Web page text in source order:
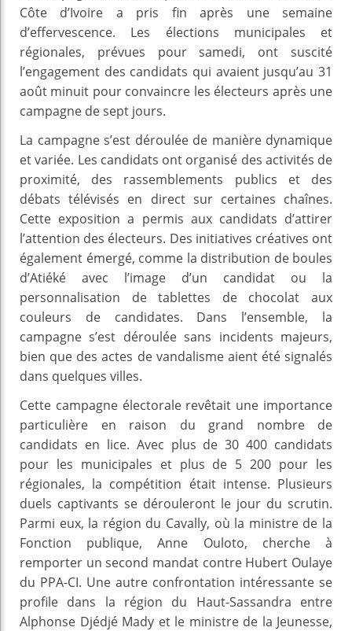
Côte d’Ivoire a pris fin après une semaine
d’effervescence. Les élections municipales et
régionales, prévues pour samedi, ont suscité
l’engagement des candidats qui avaient jusqu’au 31
août minuit pour convaincre les électeurs après une
campagne de sept jours.
La campagne s’est déroulée de manière dynamique
et variée. Les candidats ont organisé des activités de
proximité, des rassemblements publics et des
débats télévisés en direct sur certaines chaînes.
Cette exposition a permis aux candidats d’attirer
l’attention des électeurs. Des initiatives créatives ont
également émergé, comme la distribution de boules
d’Atiéké avec l’image d’un candidat ou la
personnalisation de tablettes de chocolat aux
couleurs de candidates. Dans l’ensemble, la
campagne s’est déroulée sans incidents majeurs,
bien que des actes de vandalisme aient été signalés
dans quelques villes.
Cette campagne électorale revêtait une importance
particulière en raison du grand nombre de
candidats en lice. Avec plus de 30 400 candidats
pour les municipales et plus de 5 200 pour les
régionales, la compétition était intense. Plusieurs
duels captivants se dérouleront le jour du scrutin.
Parmi eux, la région du Cavally, où la ministre de la
Fonction publique, Anne Ouloto, cherche à
remporter un second mandat contre Hubert Oulaye
du PPA-CI. Une autre confrontation intéressante se
profile dans la région du Haut-Sassandra entre
Alphonse Djédjé Mady et le ministre de la Jeunesse,